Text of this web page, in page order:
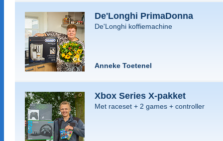
De'Longhi PrimaDonna
De'Longhi koffiemachine
Anneke Toetenel
Xbox Series X-pakket
Met raceset + 2 games + controller